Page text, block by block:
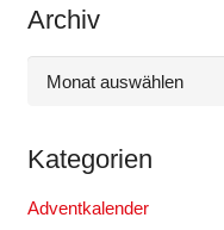
Archiv
Archiv
Kategorien
Adventkalender